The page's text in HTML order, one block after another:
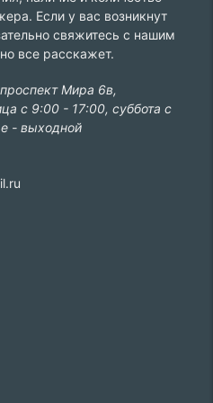
Если у вас возникнут
свяжитесь с нашим
все расскажет.
Мира 6в,
с 9:00 - 17:00, суббота с
- выходной